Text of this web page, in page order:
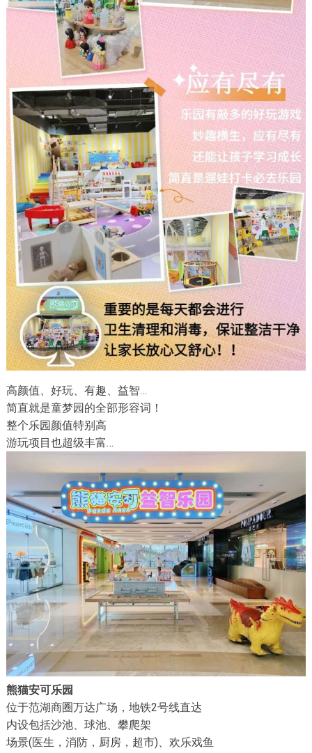
高颜值、好玩、有趣、益智…
简直就是童梦园的全部形容词！
整个乐园颜值特别高
游玩项目也超级丰富…
熊猫安可乐园
位于范湖商圈万达广场，地铁2号线直达
内设包括沙池、球池、攀爬架
场景(医生，消防，厨房，超市)、欢乐戏鱼